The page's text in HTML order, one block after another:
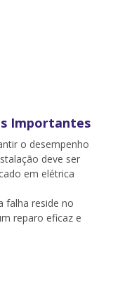
Importantes
o desempenho
deve ser
em elétrica
falha reside no
reparo eficaz e